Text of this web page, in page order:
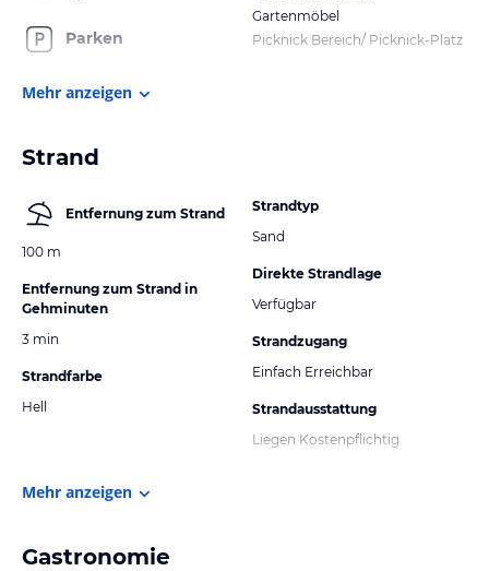
Parken
Gartenmöbel
Picknick Bereich/ Picknick-Platz
Mehr anzeigen
Strand
Entfernung zum Strand
100 m
Entfernung zum Strand in
Gehminuten
3 min
Strandfarbe
Hell
Strandtyp
Sand
Direkte Strandlage
Verfügbar
Strandzugang
Einfach Erreichbar
Strandausstattung
Liegen Kostenpflichtig
Mehr anzeigen
Gastronomie